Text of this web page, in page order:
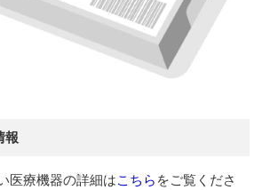
報
医療機器の詳細はこちら をご覧くださ